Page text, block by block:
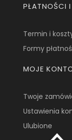
PŁATNOŚCI
Termin i
Formy
MOJE
Twoje
Ustawienia
Ulubione